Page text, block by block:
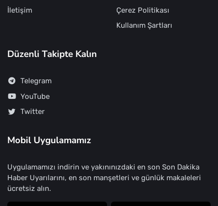
İletişim
Çerez Politikası
Kullanım Şartları
Düzenli Takipte Kalın
Telegram
YouTube
Twitter
Mobil Uygulamamız
Uygulamamızı indirin ve yakınınızdaki en son Son Dakika
Haber Uyarılarını, en son manşetleri ve günlük makaleleri
ücretsiz alın.